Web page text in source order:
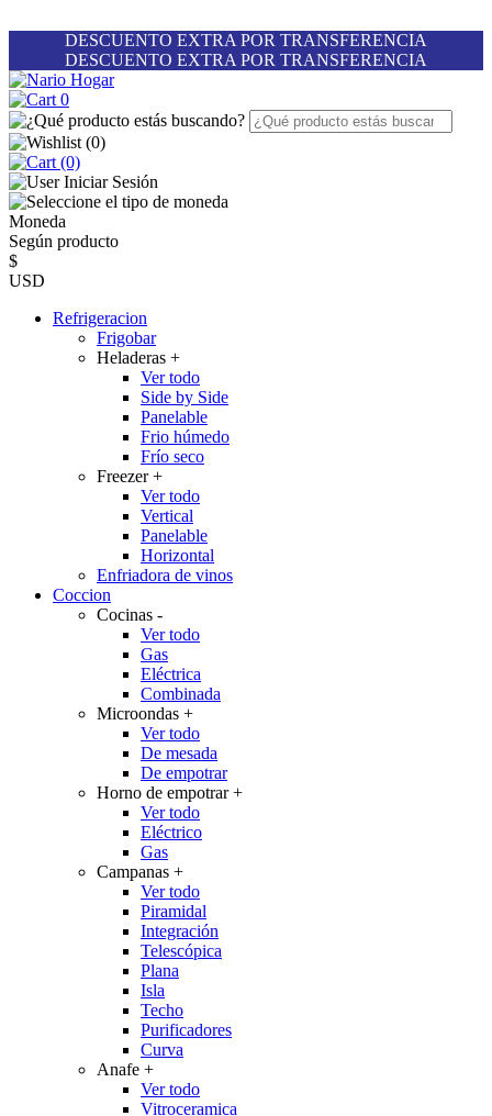
DESCUENTO EXTRA POR TRANSFERENCIA
DESCUENTO EXTRA POR TRANSFERENCIA
0
(0)
(0)
Iniciar Sesión
Moneda
Según producto
$
USD
Refrigeracion
Frigobar
Heladeras +
Ver todo
Side by Side
Panelable
Frio húmedo
Frío seco
Freezer+
Ver todo
Vertical
Panelable
Horizontal
Enfriadora de vinos
Coccion
Cocinas -
Ver todo
Gas
Eléctrica
Combinada
Microondas +
Ver todo
De mesada
De empotrar
Horno de empotrar+
Ver todo
Eléctrico
Gas
Campanas +
Ver todo
Piramidal
Integración
Telescópica
Plana
Isla
Techo
Purificadores
Curva
Anafe +
Ver todo
Vitroceramica